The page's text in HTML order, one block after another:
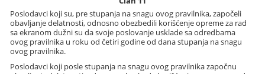
Poslodavci koji su, pre stupanja na snagu ovog pravilnika, započeli
obavljanje delatnosti, odnosno obezbedili korišćenje opreme za rad
sa ekranom dužni su da svoje poslovanje usklade sa odredbama
ovog pravilnika u roku od četiri godine od dana stupanja na snagu
ovog pravilnika.
Poslodavci koji posle stupanja na snagu ovog pravilnika započnu